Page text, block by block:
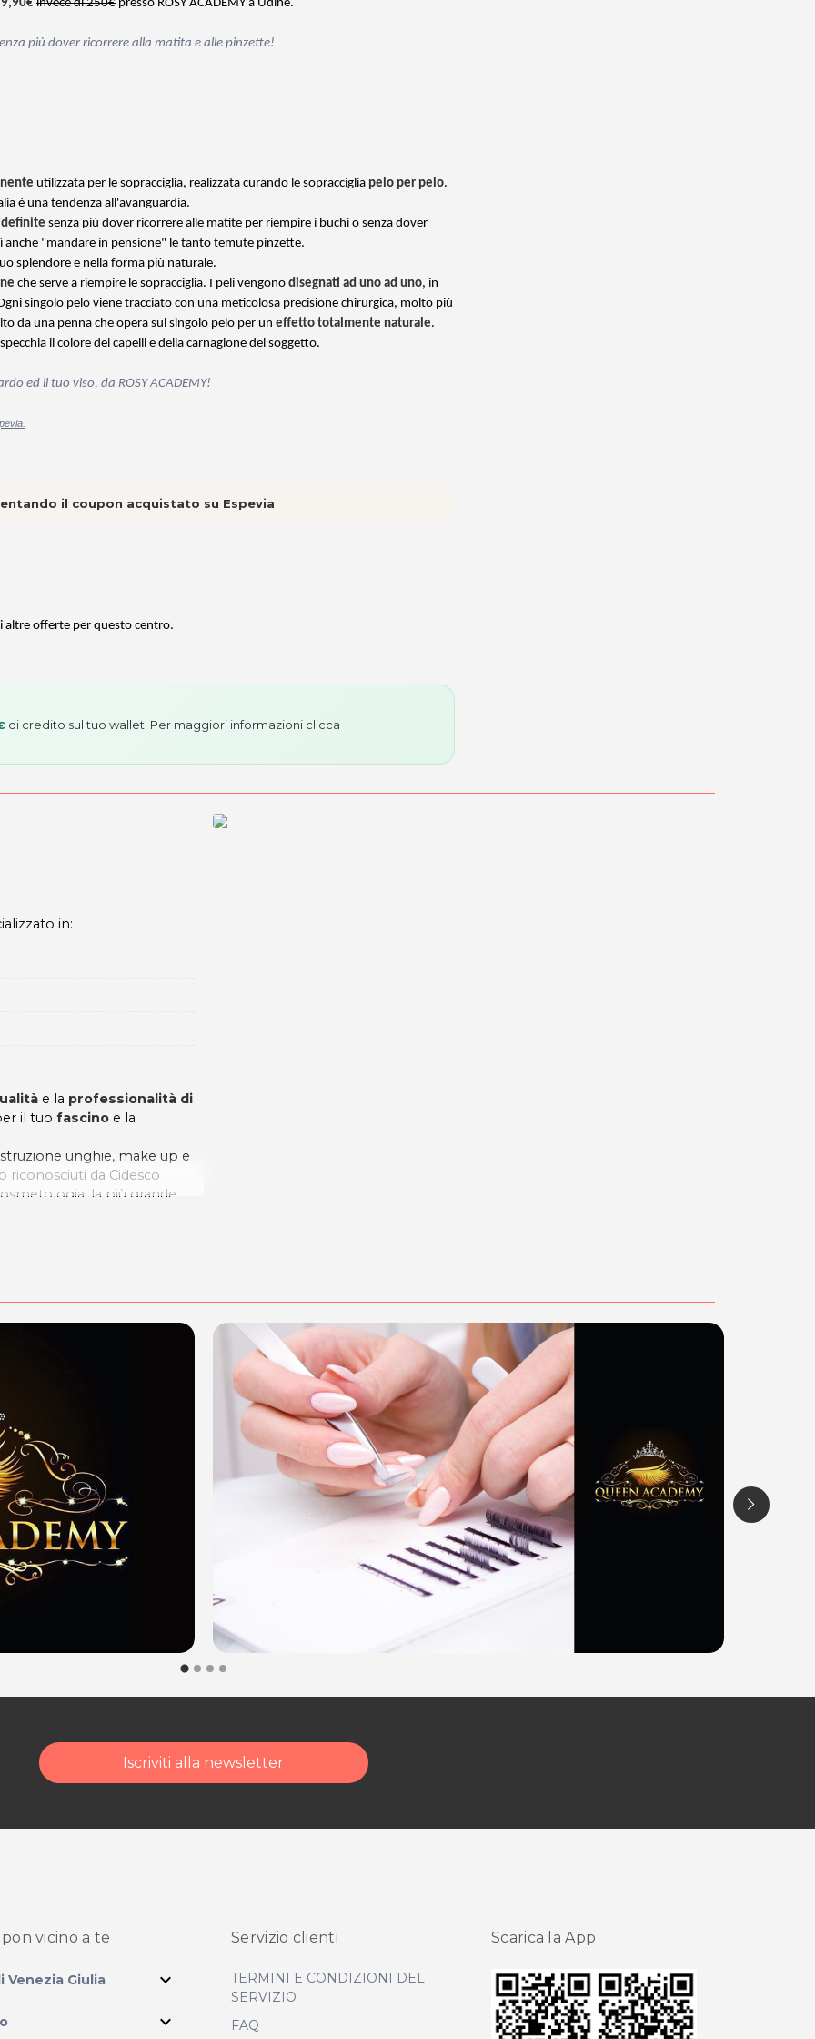
invece di 250€ presso ROSY ACADEMY a Udine.
più dover ricorrere alla matita e alle pinzette!
utilizzata per le sopracciglia, realizzata curando le sopracciglia pelo per pelo.
è una tendenza all'avanguardia.
definite senza più dover ricorrere alle matite per riempire i buchi o senza dover
"mandare in pensione" le tanto temute pinzette.
splendore e nella forma più naturale.
che serve a riempire le sopracciglia. I peli vengono disegnati ad uno ad uno, in
singolo pelo viene tracciato con una meticolosa precisione chirurgica, molto più
da una penna che opera sul singolo pelo per un effetto totalmente naturale.
il colore dei capelli e della carnagione del soggetto.
ed il tuo viso, da ROSYACADEMY!
il coupon acquistato su Espevia
altre offerte per questo centro.
di credito sul tuo wallet. Per maggiori informazioni clicca
in:
e la professionalità di
il tuo fascino e la
unghie, make up e
riconosciuti da Cidesco
la più grande
di acquisto scrivi
Iscriviti alla newsletter
vicino a te
Venezia Giulia expand_more
expand_more
Servizio clienti
TERMINI E CONDIZIONI DEL
SERVIZIO
FAQ
Scarica la App